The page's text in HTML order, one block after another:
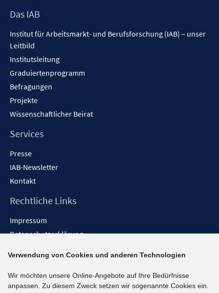
Footer
Das IAB
Institut für Arbeitsmarkt- und Berufsforschung (IAB) – unser
Leitbild
Institutsleitung
Graduiertenprogramm
Befragungen
Projekte
Wissenschaftlicher Beirat
Services
Presse
IAB-Newsletter
Kontakt
Rechtliche Links
Impressum
Datenschutzerklärung
Barrieren melden
Social-Media-Kanäle
Verwendung von Cookies und anderen Technologien
Wir möchten unsere Online-Angebote auf Ihre Bedürfnisse
anpassen. Zu diesem Zweck setzen wir sogenannte Cookies ein.